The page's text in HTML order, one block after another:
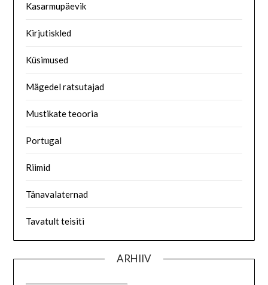
Kasarmupäevik
Kirjutiskled
Küsimused
Mägedel ratsutajad
Mustikate teooria
Portugal
Riimid
Tänavalaternad
Tavatult teisiti
ARHIIV